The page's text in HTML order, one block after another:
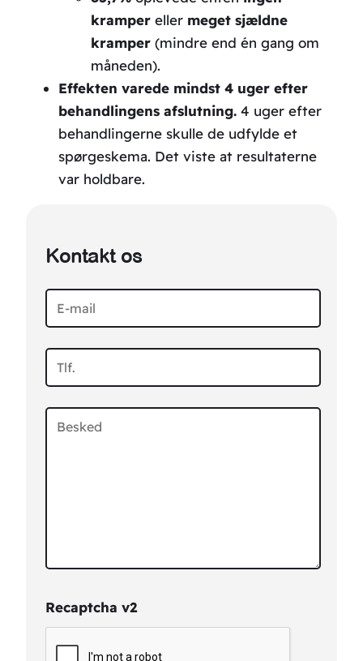
kramper eller meget sjældne
kramper (mindre end én gang om
måneden).
Effekten varede mindst 4 uger efter
behandlingens afslutning. 4 uger efter
behandlingerne skulle de udfylde et
spørgeskema. Det viste at resultaterne
var holdbare.
Kontakt os
Recaptcha v2